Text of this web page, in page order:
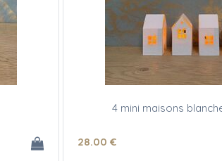
4 mini maisons
28.00 €